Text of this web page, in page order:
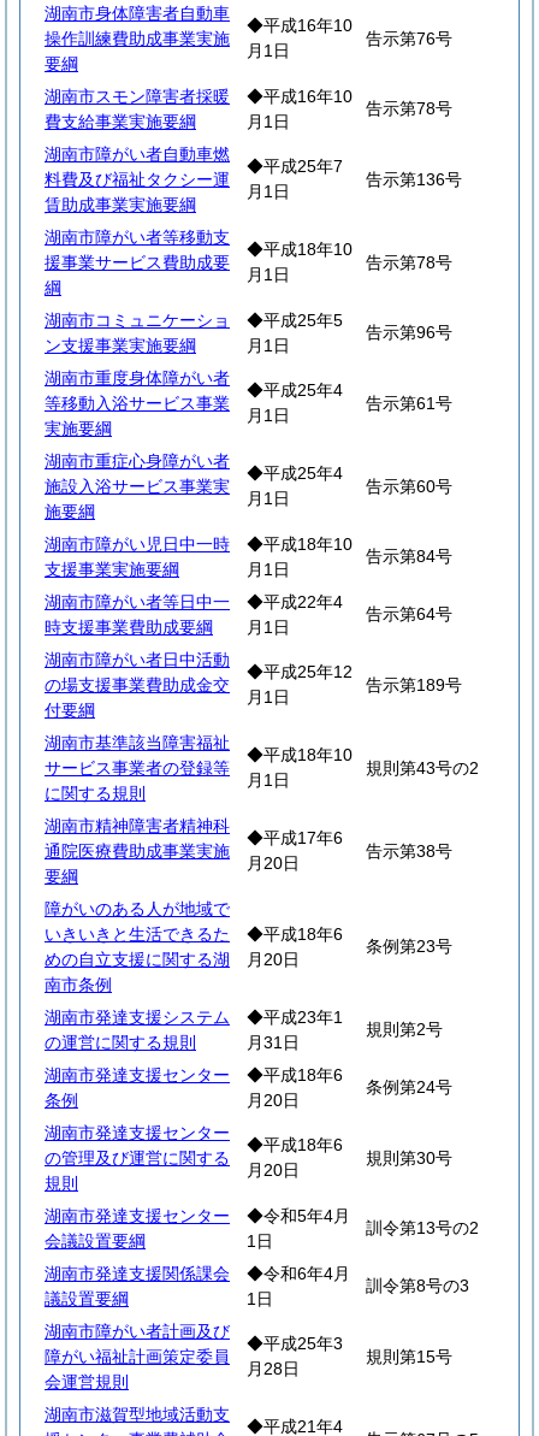
湖南市身体障害者自動車
操作訓練費助成事業実施
要綱
◆平成16年10
月1日
告示第76号
湖南市スモン障害者採暖
費支給事業実施要綱
◆平成16年10
月1日
告示第78号
湖南市障がい者自動車燃
料費及び福祉タクシー運
賃助成事業実施要綱
◆平成25年7
月1日
告示第136号
湖南市障がい者等移動支
援事業サービス費助成要
綱
◆平成18年10
月1日
告示第78号
湖南市コミュニケーショ
ン支援事業実施要綱
◆平成25年5
月1日
告示第96号
湖南市重度身体障がい者
等移動入浴サービス事業
実施要綱
◆平成25年4
月1日
告示第61号
湖南市重症心身障がい者
施設入浴サービス事業実
施要綱
◆平成25年4
月1日
告示第60号
湖南市障がい児日中一時
支援事業実施要綱
◆平成18年10
月1日
告示第84号
湖南市障がい者等日中一
時支援事業費助成要綱
◆平成22年4
月1日
告示第64号
湖南市障がい者日中活動
の場支援事業費助成金交
付要綱
◆平成25年12
月1日
告示第189号
湖南市基準該当障害福祉
サービス事業者の登録等
に関する規則
◆平成18年10
月1日
規則第43号の2
湖南市精神障害者精神科
通院医療費助成事業実施
要綱
◆平成17年6
月20日
告示第38号
障がいのある人が地域で
いきいきと生活できるた
めの自立支援に関する湖
南市条例
◆平成18年6
月20日
条例第23号
湖南市発達支援システム
の運営に関する規則
◆平成23年1
月31日
規則第2号
湖南市発達支援センター
条例
◆平成18年6
月20日
条例第24号
湖南市発達支援センター
の管理及び運営に関する
規則
◆平成18年6
月20日
規則第30号
湖南市発達支援センター
会議設置要綱
◆令和5年4月
1日
訓令第13号の2
湖南市発達支援関係課会
議設置要綱
◆令和6年4月
1日
訓令第8号の3
湖南市障がい者計画及び
障がい福祉計画策定委員
会運営規則
◆平成25年3
月28日
規則第15号
湖南市滋賀型地域活動支
◆平成21年4